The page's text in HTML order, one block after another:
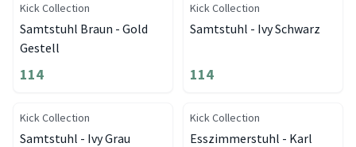
Kick Collection
Samtstuhl Braun - Gold
Gestell
114
Kick Collection
Samtstuhl - Ivy Schwarz
114
Kick Collection
Samtstuhl - Ivy Grau
Kick Collection
Esszimmerstuhl - Karl